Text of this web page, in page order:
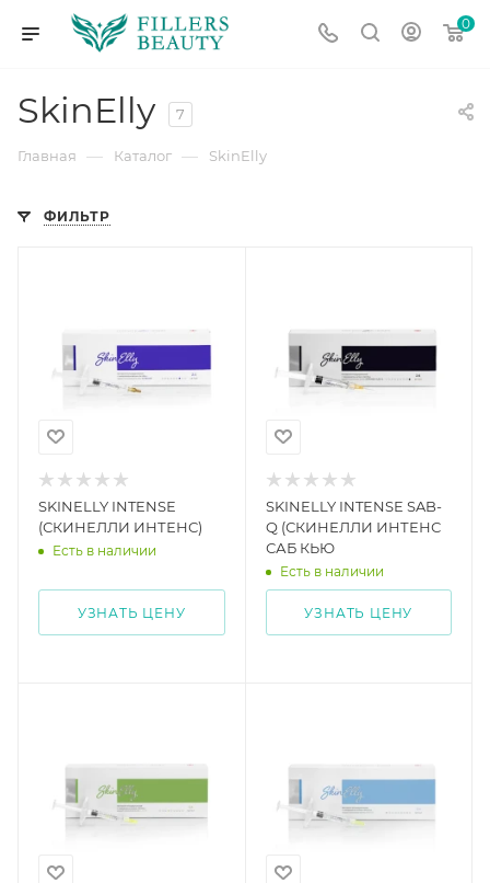
0
SkinElly 7
Главная — Каталог — SkinElly
ФИЛЬТР
SKINELLY INTENSE
(СКИНЕЛЛИ ИНТЕНС)
Есть в наличии
УЗНАТЬ ЦЕНУ
SKINELLY INTENSE SAB-
Q (СКИНЕЛЛИ ИНТЕНС
САБ КЬЮ
Есть в наличии
УЗНАТЬ ЦЕНУ